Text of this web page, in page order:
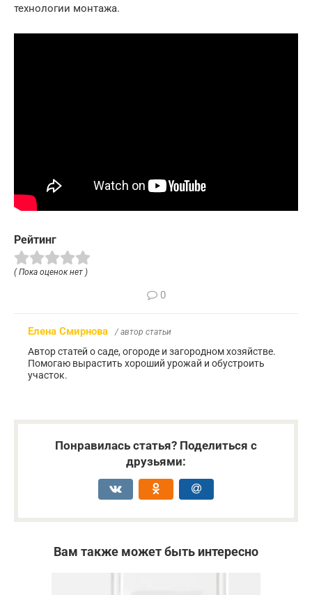
технологии монтажа.
Рейтинг
( Пока оценок нет )
0
Елена Смирнова / автор статьи
Автор статей о саде, огороде и загородном хозяйстве.
Помогаю вырастить хороший урожай и обустроить
участок.
Понравилась статья? Поделиться с
друзьями:
Вам также может быть интересно